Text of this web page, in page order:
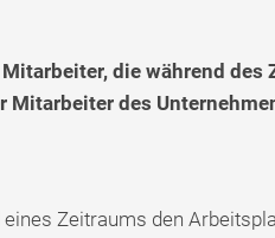
die während des
des
Zeitraums den